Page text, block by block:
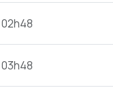
02h48
03h48